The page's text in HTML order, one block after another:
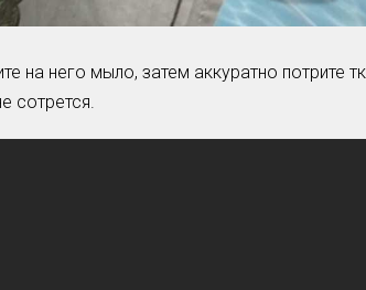
на него мыло, затем аккуратно потрите
сотрется.